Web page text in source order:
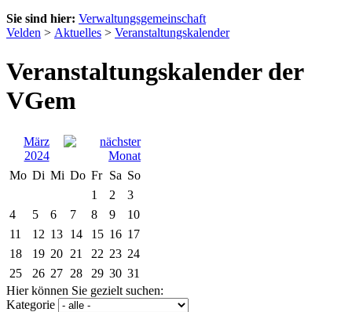
Sie sind hier: Verwaltungsgemeinschaft
Velden > Aktuelles > Veranstaltungskalender
Veranstaltungskalender der
VGem
März
2024
Mo Di Mi Do Fr Sa So
1
2
3
4
5 6 7 8 9
10
11
12 13 14 15 16 17
18
19 20 21 22 23 24
25
26 27 28 29 30 31
Hier können Sie gezielt suchen:
Kategorie